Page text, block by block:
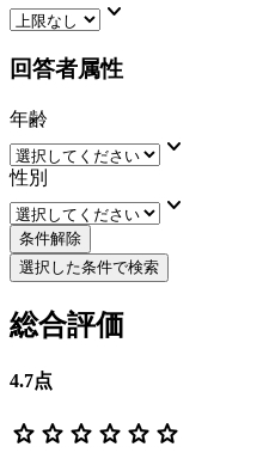
keyboard_arrow_down
回答者属性
年齢
keyboard_arrow_down
性別
keyboard_arrow_down
条件解除
選択した条件で検索
総合評価
4.7点
star star star star star star